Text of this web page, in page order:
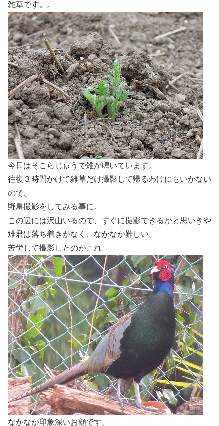
雑草です。。
今日はそこらじゅうで雉が鳴いています。
往復３時間かけて雑草だけ撮影して帰るわけにもいかない
ので、
野鳥撮影をしてみる事に。
この辺には沢山いるので、すぐに撮影できるかと思いきや
雉君は落ち着きがなく、なかなか難しい。
苦労して撮影したのがこれ。
なかなか印象深いお顔です。